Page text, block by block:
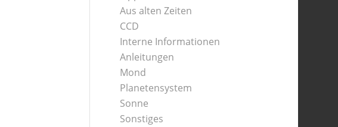
Aus alten Zeiten
CCD
Interne Informationen
Anleitungen
Mond
Planetensystem
Sonne
Sonstiges